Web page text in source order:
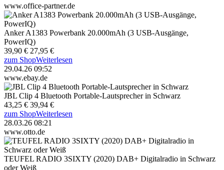
www.office-partner.de
Anker A1383 Powerbank 20.000mAh (3 USB-Ausgänge,
PowerIQ)
39,90 € 27,95 €
zum ShopWeiterlesen
29.04.26 09:52
www.ebay.de
JBL Clip 4 Bluetooth Portable-Lautsprecher in Schwarz
43,25 € 39,94 €
zum ShopWeiterlesen
28.03.26 08:21
www.otto.de
TEUFEL RADIO 3SIXTY (2020) DAB+ Digitalradio in Schwarz
oder Weiß